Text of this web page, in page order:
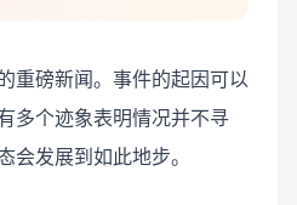
重磅新闻。事件的起因可以
多个迹象表明情况并不寻
会发展到如此地步。